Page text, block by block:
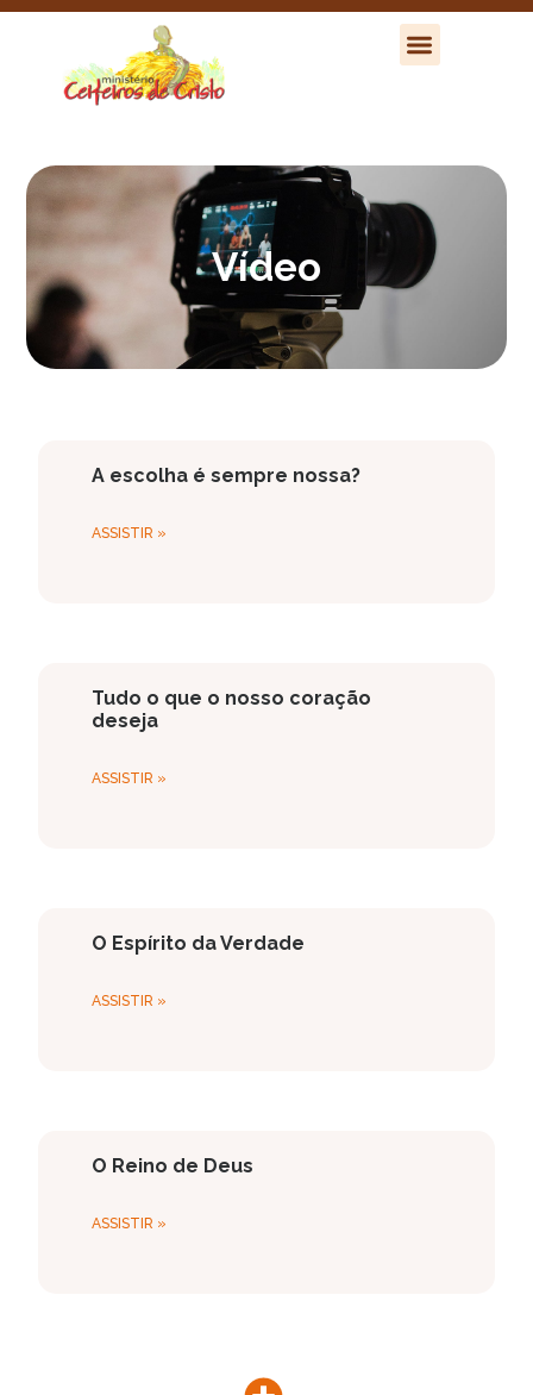
Vídeo
A escolha é sempre nossa?
ASSISTIR »
Tudo o que o nosso coração
deseja
ASSISTIR »
O Espírito da Verdade
ASSISTIR »
O Reino de Deus
ASSISTIR »